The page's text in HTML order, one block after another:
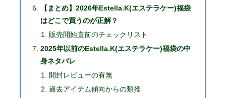
【まとめ】2026年Estella.K(エステラケー)福袋
はどこで買うのが正解？
販売開始直前のチェックリスト
2025年以前のEstella.K(エステラケー)福袋の中
身ネタバレ
開封レビューの有無
過去アイテム傾向からの類推